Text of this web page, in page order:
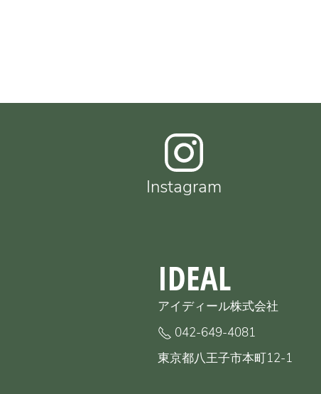
Instagram
IDEAL
アイディール株式会社
042-649-4081
東京都八王子市本町12-1